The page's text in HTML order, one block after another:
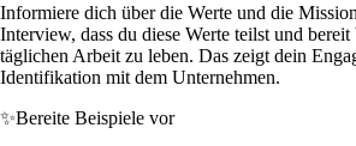
Informiere dich über die Werte und die
Interview, dass du diese Werte teilst und
täglichen Arbeit zu leben. Das zeigt dein
Identifikation mit dem Unternehmen.
✨Bereite Beispiele vor